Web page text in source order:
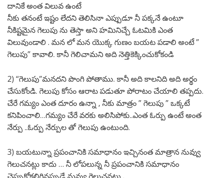
దానికే అంత విలువ ఉంటే
నీకు తనంటే ఇష్టం లేదని తెలిసినా ఎప్పుడూ నీ పక్కనే ఉంటూ
నీకిష్టమైన గెలుపు ను తెస్తా అని హమినిచ్చే ఓటమికి ఎంత
విలువుండాలి . మన లో మన యొక్క గుణం బయట పడాలి అంటే ”
గెలుపు” కావాలి. కానీ గెలిచామని అది నెత్తికెక్కించుకోకండి
2) “గెలుపు”మనదని పొంగి పోతాము. కానీ అది కాలనిది అది అర్థం
చేసుకోండి. గెలుపు కోసం ఆరాట పడుతూ పోరాటం చేయాలి తప్పదు.
చేరే గమ్యం ఎంత దూరం ఉన్నా , నీకు మాత్రం ” గెలుపు ” ఒక్కటే
కనిపించాలి…గమ్యం చేరే వరకు అలిసిపోకు..ఎంత ఓర్పు ఉంటే అంత
నేర్పు ..ఓర్పు నేర్పుల తో గెలుపు ఉంటుంది.
3) బయటున్నా ప్రపంచానికి సమాధానం ఇచ్చినంత మాత్రాన నువ్వు
గెలుచనట్లు కాదు … నీ లోపలున్న నీ ప్రపంచానికి సమాధానం